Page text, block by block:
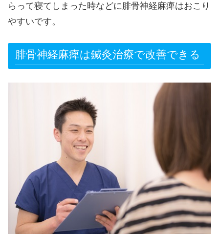
らって寝てしまった時などに腓骨神経麻痺はおこり
やすいです。
腓骨神経麻痺は鍼灸治療で改善できる